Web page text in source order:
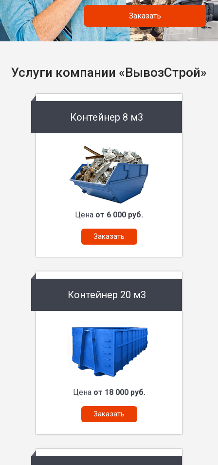
Заказать
Услуги компании «ВывозСтрой»
Контейнер 8 м3
Цена от 6 000 руб.
Заказать
Контейнер 20 м3
Цена от 18 000 руб.
Заказать